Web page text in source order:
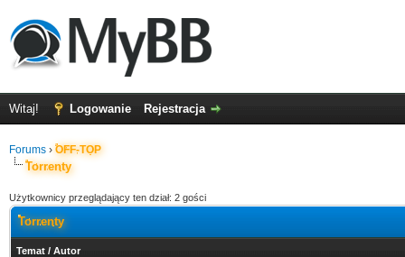
Witaj! Logowanie Rejestracja
Forums › OFF-TOP
Torrenty
Użytkownicy przeglądający ten dział: 2 gości
Torrenty
Temat / Autor